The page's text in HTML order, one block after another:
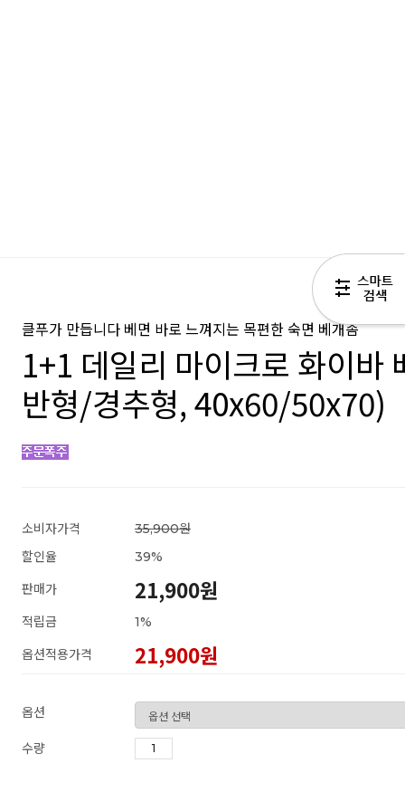
클푸가 만듭니다 베면 바로 느껴지는 목편한 숙면 베개솜
1+1 데일리 마이크로 화이바
반형/경추형, 40x60/50x70)
소비자가격
35,900원
할인율
39%
판매가
21,900원
적립금
1%
옵션적용가격
21,900원
옵션
수량